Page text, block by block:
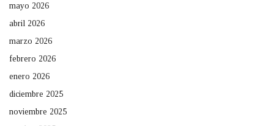
mayo 2026
abril 2026
marzo 2026
febrero 2026
enero 2026
diciembre 2025
noviembre 2025